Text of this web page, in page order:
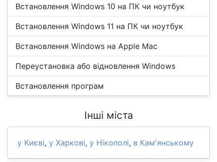
Встановлення Windows 10 на ПК чи ноутбук
Встановлення Windows 11 на ПК чи ноутбук
Встановлення Windows на Apple Mac
Переустановка або відновлення Windows
Встановлення програм
Інші міста
у Києві, у Харкові, у Нікополі, в Кам'янському